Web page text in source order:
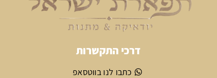
דרכי התקשרות
כתבו לנו בווטסאפ